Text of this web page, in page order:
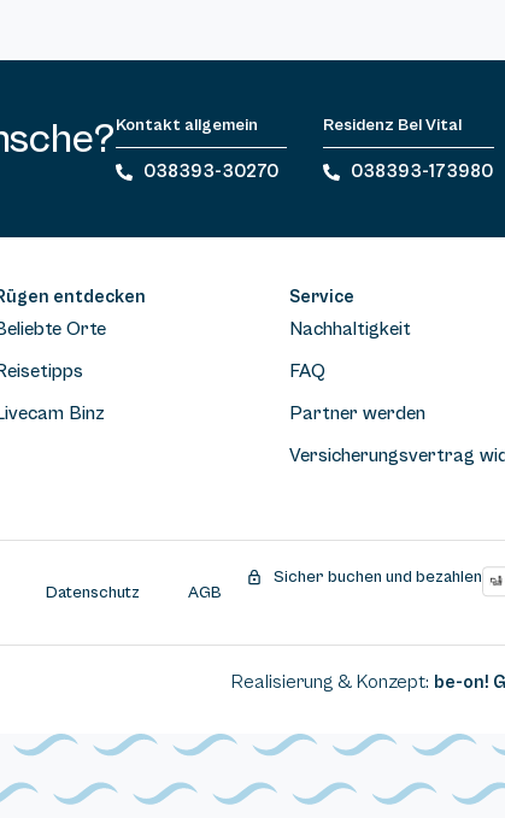
Kontakt allgemein
038393-30270
Residenz Bel Vital
038393-173980
entdecken
Orte
Binz
Service
Nachhaltigkeit
FAQ
Partner werden
Versicherungsvertrag
Datenschutz AGB
Sicher buchen und bezahlen
Realisierung & Konzept: be-on!